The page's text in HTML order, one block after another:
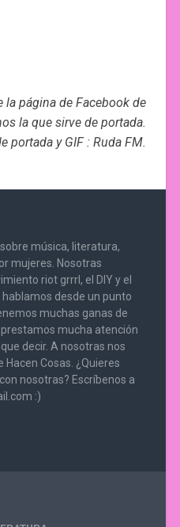
la página de Facebook de
la que sirve de portada.
portada y GIF : Ruda FM.
música, literatura,
mujeres. Nosotras
riot grrrl, el DIY y el
desde un punto
muchas ganas de
mucha atención
decir. A nosotras nos
Hacen Cosas. ¿Quieres
nosotras? Escríbenos a
:)